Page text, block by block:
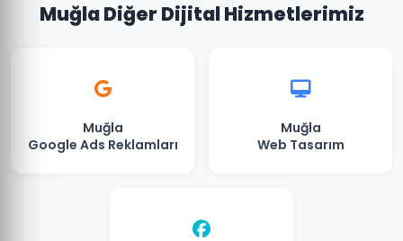
Muğla Diğer Dijital Hizmetlerimiz
Muğla
Google Ads Reklamları
Muğla
Web Tasarım